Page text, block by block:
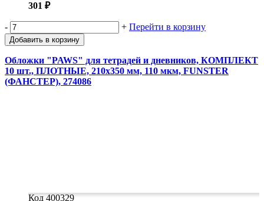
301 ₽
- + Перейти в корзину
Добавить в корзину
Обложки "PAWS" для тетрадей и дневников, КОМПЛЕКТ
10 шт., ПЛОТНЫЕ, 210х350 мм, 110 мкм, FUNSTER
(ФАНСТЕР), 274086
Код 400329